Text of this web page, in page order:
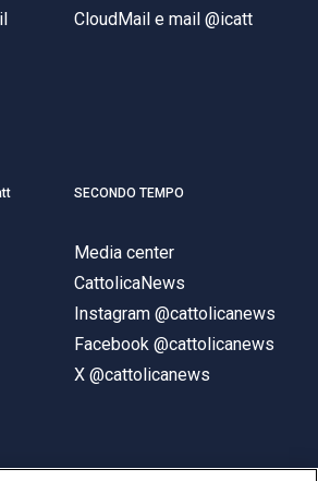
CloudMail e mail @icatt
SECONDO TEMPO
Media center
CattolicaNews
Instagram @cattolicanews
Facebook @cattolicanews
X @cattolicanews